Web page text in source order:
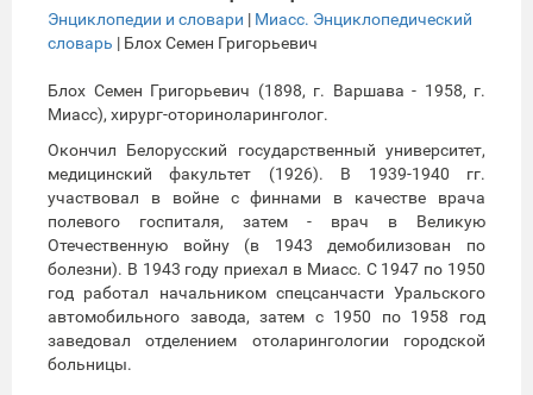
Энциклопедии и словари | Миасс. Энциклопедический
словарь | Блох Семен Григорьевич
Блох Семен Григорьевич (1898, г. Варшава - 1958, г.
Миасс), хирург-оториноларинголог.
Окончил Белорусский государственный университет,
медицинский факультет (1926). В 1939-1940 гг.
участвовал в войне с финнами в качестве врача
полевого госпиталя, затем - врач в Великую
Отечественную войну (в 1943 демобилизован по
болезни). В 1943 году приехал в Миасс. С 1947 по 1950
год работал начальником спецсанчасти Уральского
автомобильного завода, затем с 1950 по 1958 год
заведовал отделением отоларингологии городской
больницы.